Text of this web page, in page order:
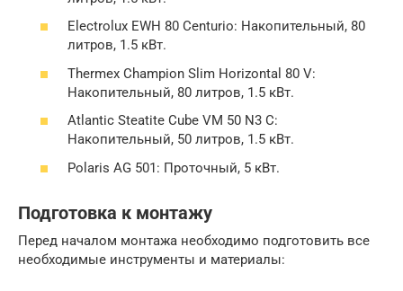
Electrolux EWH 80 Centurio: Накопительный, 80
литров, 1.5 кВт.
Thermex Champion Slim Horizontal 80 V:
Накопительный, 80 литров, 1.5 кВт.
Atlantic Steatite Cube VM 50 N3 C:
Накопительный, 50 литров, 1.5 кВт.
Polaris AG 501: Проточный, 5 кВт.
Подготовка к монтажу
Перед началом монтажа необходимо подготовить все
необходимые инструменты и материалы: